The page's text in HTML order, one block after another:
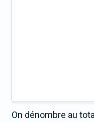
On dénombre au